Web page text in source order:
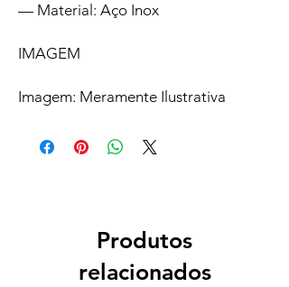
— Material: Aço Inox
IMAGEM
Imagem: Meramente Ilustrativa
Produtos
relacionados